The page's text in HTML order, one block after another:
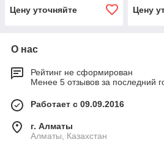
Цену уточняйте
Цену
О нас
Рейтинг не сформирован
Менее 5 отзывов за последний
Работает с 09.09.2016
г. Алматы
Алматы, Казахстан